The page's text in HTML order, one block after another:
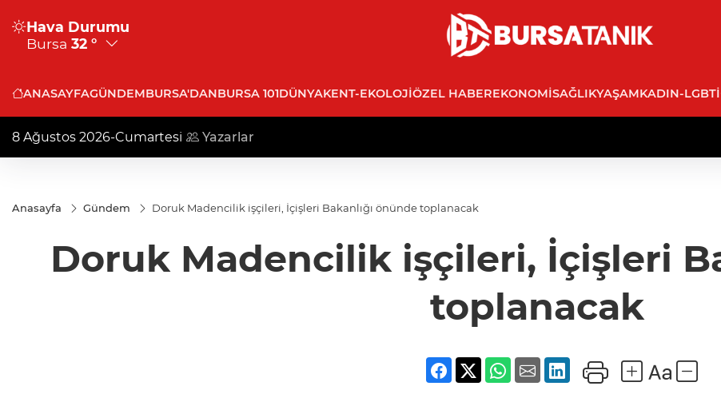
Hava Durumu
Bursa 32 °
ANASAYFAGÜNDEMBURSA'DANBURSA 101DÜNYAKENT-EKOLOJIÖZEL HABEREKONOMISAĞLIKYAŞAMKADIN-
8 Ağustos 2026-Cumartesi Yazarlar
Anasayfa Gündem Doruk Madencilik işçileri, İçişleri Bakanlığı önünde toplanacak
Doruk Madencilik işçileri, İçişleri
toplanacak